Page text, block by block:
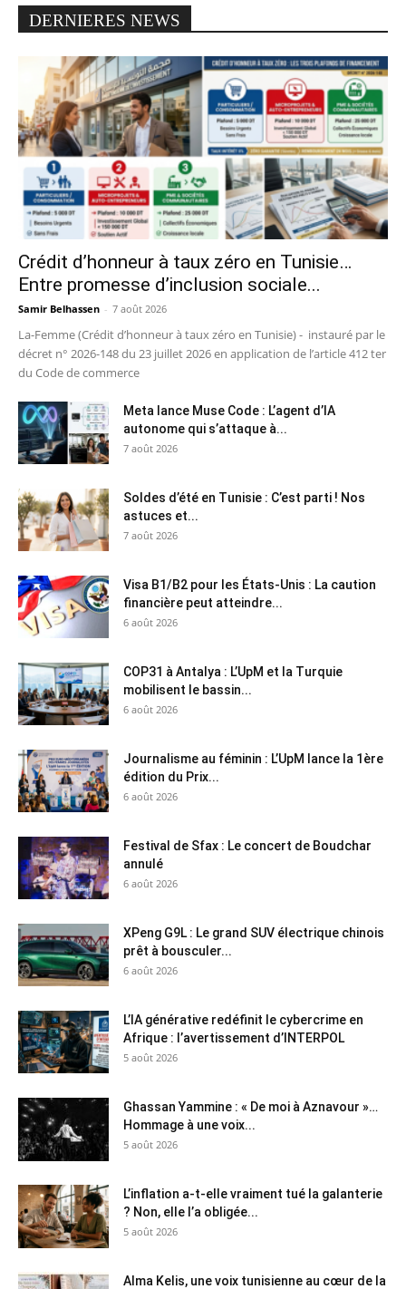
DERNIERES NEWS
Crédit d’honneur à taux zéro en Tunisie…
Entre promesse d’inclusion sociale...
Samir Belhassen - 7 août 2026
La-Femme (Crédit d’honneur à taux zéro en Tunisie) - instauré par le
décret n° 2026-148 du 23 juillet 2026 en application de l’article 412 ter
du Code de commerce
Meta lance Muse Code : L’agent d’IA
autonome qui s’attaque à...
7 août 2026
Soldes d’été en Tunisie : C’est parti ! Nos
astuces et...
7 août 2026
Visa B1/B2 pour les États-Unis : La caution
financière peut atteindre...
6 août 2026
COP31 à Antalya : L’UpM et la Turquie
mobilisent le bassin...
6 août 2026
Journalisme au féminin : L’UpM lance la 1ère
édition du Prix...
6 août 2026
Festival de Sfax : Le concert de Boudchar
annulé
6 août 2026
XPeng G9L : Le grand SUV électrique chinois
prêt à bousculer...
6 août 2026
L’IA générative redéfinit le cybercrime en
Afrique : l’avertissement d’INTERPOL
5 août 2026
Ghassan Yammine : « De moi à Aznavour »…
Hommage à une voix...
5 août 2026
L’inflation a-t-elle vraiment tué la galanterie
? Non, elle l’a obligée...
5 août 2026
Alma Kelis, une voix tunisienne au cœur de la